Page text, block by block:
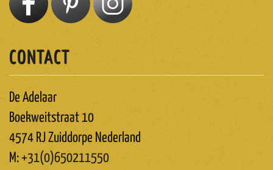
CONTACT
De Adelaar
Boekweitstraat 10
4574 RJ Zuiddorpe Nederland
M:+31(0)650211550